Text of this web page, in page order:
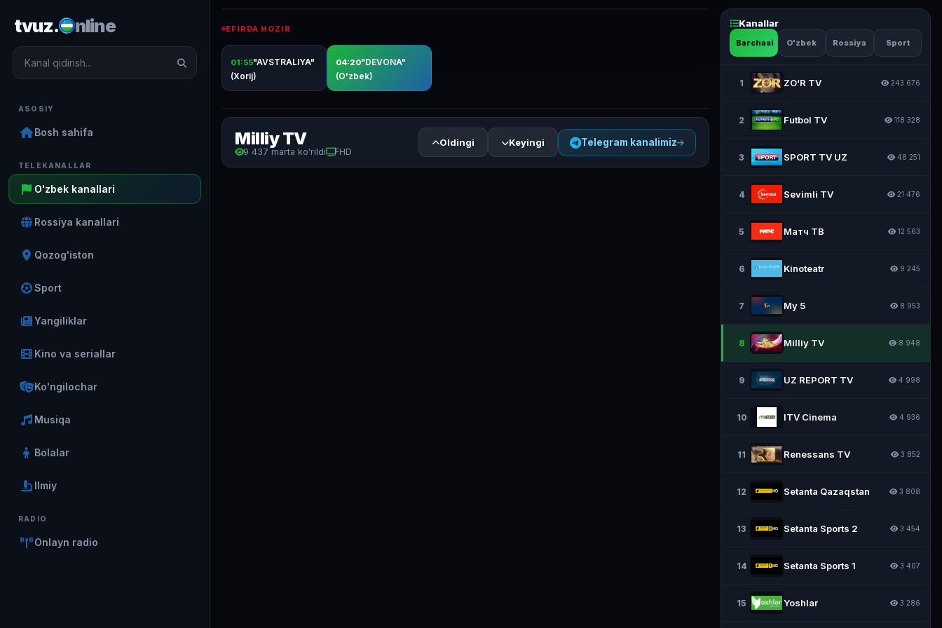
tvuz. nline
ASOSIY
Bosh sahifa
TELEKANALLAR
O'zbek kanallari
Rossiya kanallari
Qozog'iston
Sport
Yangiliklar
Kino va seriallar
Ko'ngilochar
Musiqa
Bolalar
Ilmiy
RADIO
Onlayn radio
EFIRDA HOZIR
01:55"AVSTRALIYA"
(Xorij)
04:20"DEVONA"
(O'zbek)
Milliy TV
9 437 marta ko'rildi FHD
Oldingi Keyingi Telegram kanalimiz
Kanallar
Barchasi O'zbek Rossiya Sport
1 ZO‘R TV 243 676
2 Futbol TV 118 328
3 SPORT TV UZ 48 251
4 Sevimli TV 21 476
5 Матч ТВ 12 563
6 Kinoteatr 9 245
7 My 5 8 953
8 Milliy TV 8 948
9 UZ REPORT TV 4 998
10 ITV Cinema 4 936
11 Renessans TV 3 852
12 Setanta Qazaqstan 3 808
13 Setanta Sports 2 3 454
14 Setanta Sports 1 3 407
15 Yoshlar 3 286